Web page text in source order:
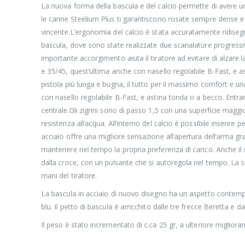
La nuova forma della bascula e del calcio permette di avere
le canne Steelium Plus ti garantiscono rosate sempre dense
vincente.L’ergonomia del calcio è stata accuratamente
bascula, dove sono state realizzate due scanalature
importante accorgimento aiuta il tiratore ad evitare di alzare
e 35/45, quest’ultima anche con nasello regolabile B-Fast,
pistola più lunga e bugna, il tutto per il massimo comfort e
con nasello regolabile B-Fast, e astina tonda o a becco.
centrale.Gli zigrini sono di passo 1,5 con una superficie
resistenza all’acqua. All’interno del calcio è possibile
acciaio offre una migliore sensazione all’apertura dell’arma
mantenere nel tempo la propria preferenza di carico. Anche
dalla croce, con un pulsante che si autoregola nel tempo.
mani del tiratore.
La bascula in acciaio di nuovo disegno ha un aspetto
blu. Il petto di bascula è arricchito dalle tre frecce Beretta e
Il peso è stato incrementato di c.ca 25 gr, a ulteriore